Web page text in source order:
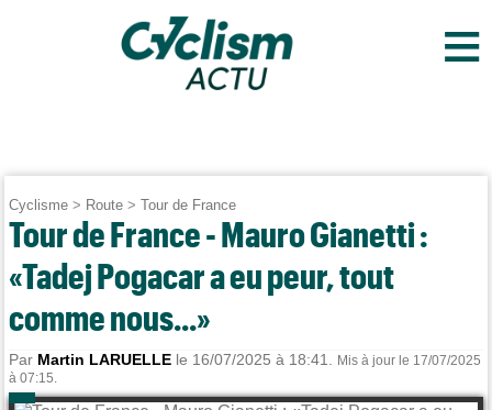
≡
Cyclisme > Route >Tour de France
Tour de France - Mauro Gianetti :
«Tadej Pogacar a eu peur, tout
comme nous...»
Par Martin LARUELLE le 16/07/2025 à 18:41.
Mis à jour le 17/07/2025
à 07:15.